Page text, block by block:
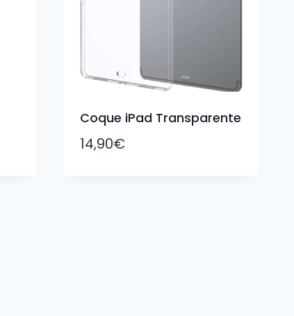
Coque iPad Transparente
14,90€